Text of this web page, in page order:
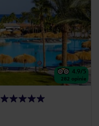
4.9/5
282 opinie